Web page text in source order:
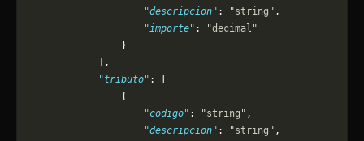
                    "descripcion"
: "string" ,
                    "importe"
:
"decimal"
                }
            ],
            "tributo"
: [
                {
                    "codigo"
: "string" ,
                    "descripcion"
: "string" ,